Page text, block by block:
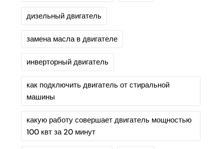
дизельный двигатель
замена масла в двигателе
инверторный двигатель
как подключить двигатель от стиральной
машины
какую работу совершает двигатель мощностью
100 квт за 20 минут